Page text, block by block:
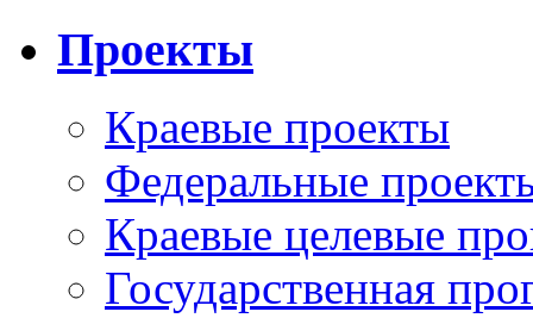
Проекты
Краевые проекты
Федеральные
Краевые целевые
Государственная